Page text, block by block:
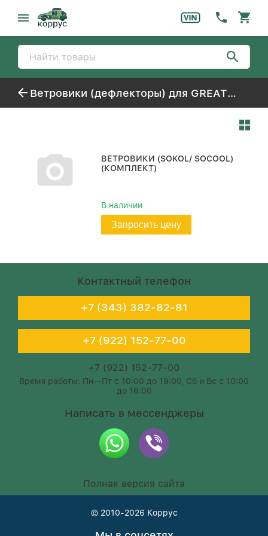
Ветровики (дефлекторы) для GREAT WALL / HAVAL SOKOL
ВЕТРОВИКИ (SOKOL/ SOCOOL)
(КОМПЛЕКТ)
В наличии
Запросить цену
Контактный телефон
+7 (343) 382-82-81
+7 (922) 152-77-00
+7 (922) 152-77-00
Время работы: Пн—Пт с 10:00 до 19:00, Сб и Вс с 10:00
до 16:00
Написать в мессенджеры
Полная версия сайта
© 2010-2026 Коррус